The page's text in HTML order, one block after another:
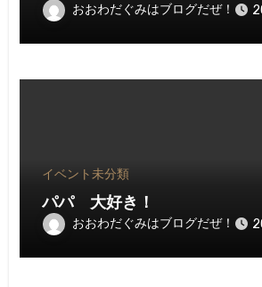
おおわだぐみはブログだぜ！
イベント未分類
パパ 大好き！
おおわだぐみはブログだぜ！